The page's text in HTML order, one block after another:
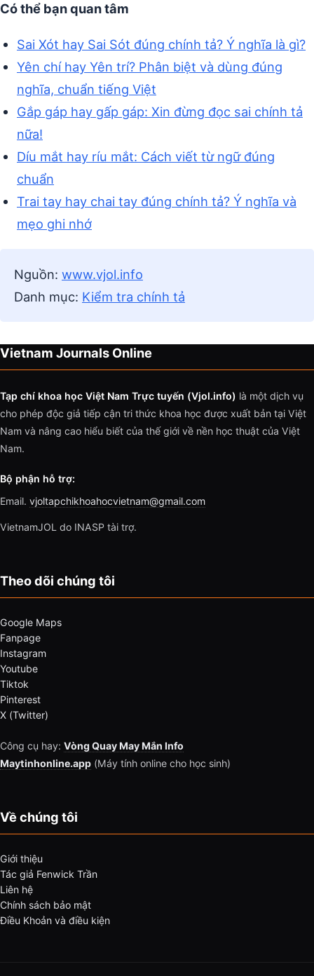
Có thể bạn quan tâm
Sai Xót hay Sai Sót đúng chính tả? Ý nghĩa là gì?
Yên chí hay Yên trí? Phân biệt và dùng đúng
nghĩa, chuẩn tiếng Việt
Gắp gáp hay gấp gáp: Xin đừng đọc sai chính tả
nữa!
Díu mắt hay ríu mắt: Cách viết từ ngữ đúng
chuẩn
Trai tay hay chai tay đúng chính tả? Ý nghĩa và
mẹo ghi nhớ
Nguồn: www.vjol.info
Danh mục: Kiểm tra chính tả
Vietnam Journals Online
Tạp chí khoa học Việt Nam Trực tuyến (Vjol.info) là một dịch vụ
cho phép độc giả tiếp cận tri thức khoa học được xuất bản tại Việt
Nam và nâng cao hiểu biết của thế giới về nền học thuật của Việt
Nam.
Bộ phận hỗ trợ:
Email. vjoltapchikhoahocvietnam@gmail.com
VietnamJOL do INASP tài trợ.
Theo dõi chúng tôi
Google Maps
Fanpage
Instagram
Youtube
Tiktok
Pinterest
X (Twitter)
Công cụ hay: Vòng Quay May Mắn Info
Maytinhonline.app (Máy tính online cho học sinh)
Về chúng tôi
Giới thiệu
Tác giả Fenwick Trần
Liên hệ
Chính sách bảo mật
Điều Khoản và điều kiện